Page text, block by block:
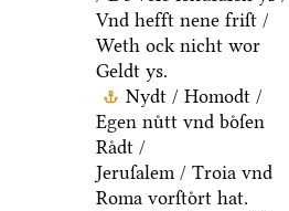
Vnd hefft nene friſt /
Weth ock nicht wor
Geldt ys.
Nydt / Homodt /
Egen nuͤtt vnd boͤſen
Raͤdt /
Jeruſalem / Troia vnd
Roma vorſtoͤrt hat.